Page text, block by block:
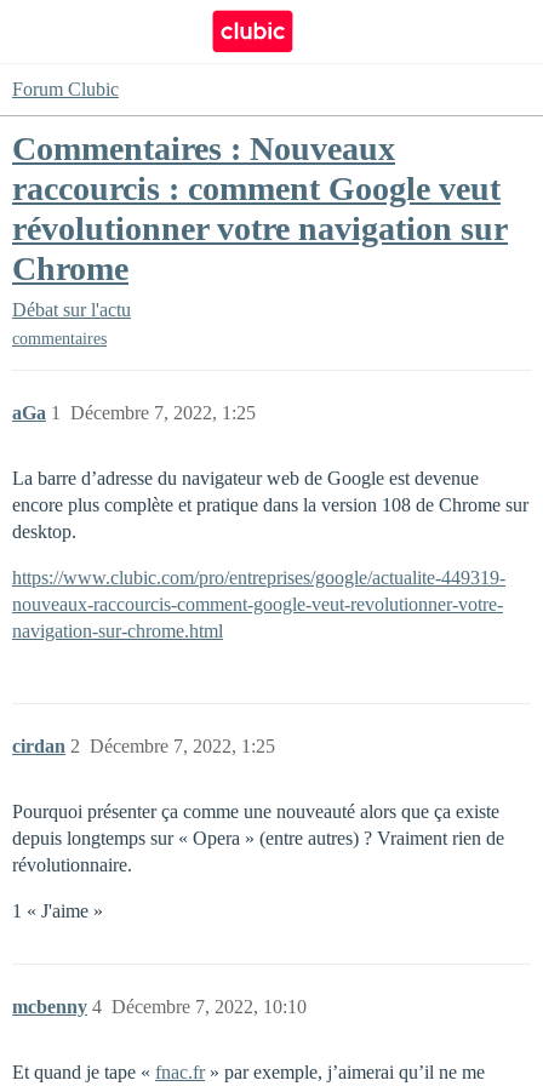
Forum Clubic
Commentaires : Nouveaux
raccourcis : comment Google veut
révolutionner votre navigation sur
Chrome
Débat sur l'actu
commentaires
aGa Décembre 7, 2022, 1:25
1
La barre d’adresse du navigateur web de Google est devenue
encore plus complète et pratique dans la version 108 de Chrome sur
desktop.
https://www.clubic.com/pro/entreprises/google/actualite-449319-
nouveaux-raccourcis-comment-google-veut-revolutionner-votre-
navigation-sur-chrome.html
cirdan Décembre 7, 2022, 1:25
2
Pourquoi présenter ça comme une nouveauté alors que ça existe
depuis longtemps sur « Opera » (entre autres) ? Vraiment rien de
révolutionnaire.
1 « J'aime »
mcbenny Décembre 7, 2022, 10:10
4
Et quand je tape « fnac.fr» par exemple, j’aimerai qu’il ne me